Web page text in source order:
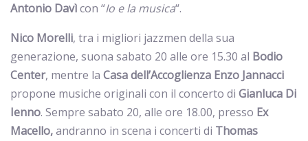
Antonio Davìcon “Io e la musica“.
Nico Morelli, tra i migliori jazzmen della sua
generazione, suona sabato 20 alle ore 15.30 al Bodio
Center, mentre la Casa dell’Accoglienza Enzo Jannacci
propone musiche originali con il concerto di Gianluca Di
Ienno. Sempre sabato 20, alle ore 18.00, presso Ex
Macello,andranno in scena i concerti di Thomas